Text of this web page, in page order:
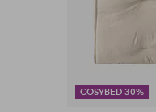
COSYBED 30%